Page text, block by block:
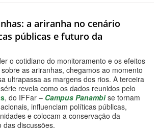
a ariranha no cenário
públicas e futuro da
o cotidiano do monitoramento e os efeitos
as ariranhas, chegamos ao momento
ultrapassa as margens dos rios. A terceira
revela como os dados reunidos pelo
, do IFFar – Campus Panambise tornam
influenciam políticas públicas,
e colocam a conservação da
das discussões.